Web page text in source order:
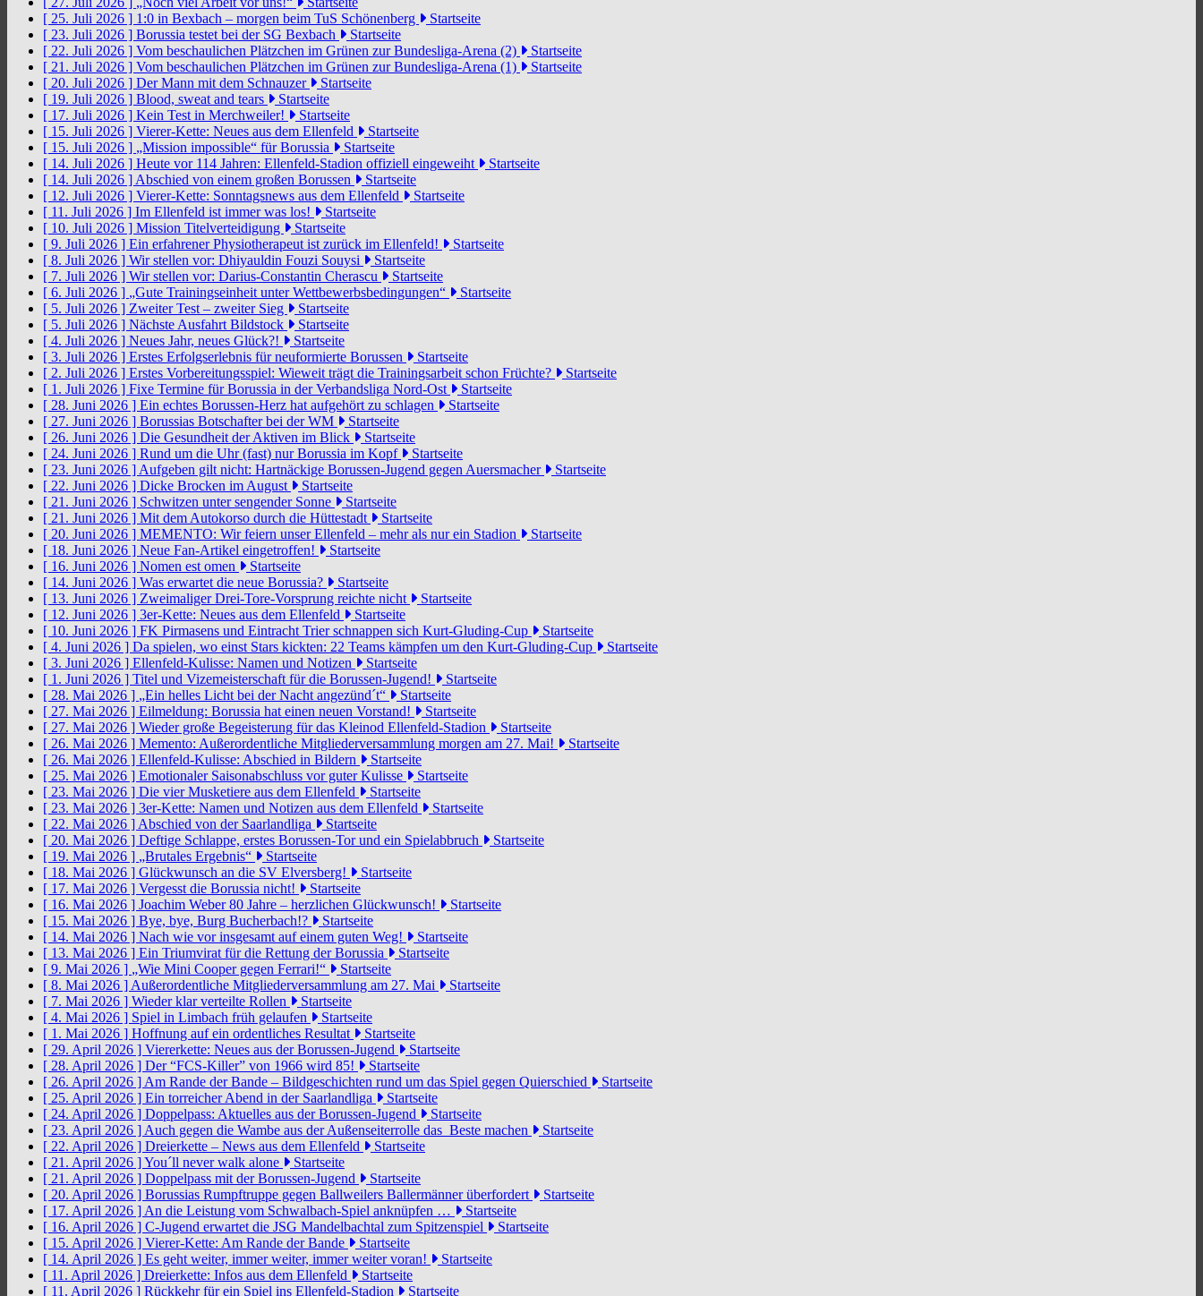
[ 25. Juli 2026 ] 1:0 in Bexbach – morgen beim TuS Schönenberg
Startseite
[ 23. Juli 2026 ] Borussia testet bei der SG Bexbach
Startseite
[ 22. Juli 2026 ] Vom beschaulichen Plätzchen im Grünen zur Bundesliga-Arena (2)
Startseite
[ 21. Juli 2026 ] Vom beschaulichen Plätzchen im Grünen zur Bundesliga-Arena (1)
Startseite
[ 20. Juli 2026 ] Der Mann mit dem Schnauzer
Startseite
[ 19. Juli 2026 ] Blood, sweat and tears
Startseite
[ 17. Juli 2026 ] Kein Test in Merchweiler!
Startseite
[ 15. Juli 2026 ] Vierer-Kette: Neues aus dem Ellenfeld
Startseite
[ 15. Juli 2026 ] „Mission impossible“ für Borussia
Startseite
[ 14. Juli 2026 ] Heute vor 114 Jahren: Ellenfeld-Stadion offiziell eingeweiht
Startseite
[ 14. Juli 2026 ] Abschied von einem großen Borussen
Startseite
[ 12. Juli 2026 ] Vierer-Kette: Sonntagsnews aus dem Ellenfeld
Startseite
[ 11. Juli 2026 ] Im Ellenfeld ist immer was los!
Startseite
[ 10. Juli 2026 ] Mission Titelverteidigung
Startseite
[ 9. Juli 2026 ] Ein erfahrener Physiotherapeut ist zurück im Ellenfeld!
Startseite
[ 8. Juli 2026 ] Wir stellen vor: Dhiyauldin Fouzi Souysi
Startseite
[ 7. Juli 2026 ] Wir stellen vor: Darius-Constantin Cherascu
Startseite
[ 6. Juli 2026 ] „Gute Trainingseinheit unter Wettbewerbsbedingungen“
Startseite
[ 5. Juli 2026 ] Zweiter Test – zweiter Sieg
Startseite
[ 5. Juli 2026 ] Nächste Ausfahrt Bildstock
Startseite
[ 4. Juli 2026 ] Neues Jahr, neues Glück?!
Startseite
[ 3. Juli 2026 ] Erstes Erfolgserlebnis für neuformierte Borussen
Startseite
[ 2. Juli 2026 ] Erstes Vorbereitungsspiel: Wieweit trägt die Trainingsarbeit schon Früchte?
Startseite
[ 1. Juli 2026 ] Fixe Termine für Borussia in der Verbandsliga Nord-Ost
Startseite
[ 28. Juni 2026 ] Ein echtes Borussen-Herz hat aufgehört zu schlagen
Startseite
[ 27. Juni 2026 ] Borussias Botschafter bei der WM
Startseite
[ 26. Juni 2026 ] Die Gesundheit der Aktiven im Blick
Startseite
[ 24. Juni 2026 ] Rund um die Uhr (fast) nur Borussia im Kopf
Startseite
[ 23. Juni 2026 ] Aufgeben gilt nicht: Hartnäckige Borussen-Jugend gegen Auersmacher
Startseite
[ 22. Juni 2026 ] Dicke Brocken im August
Startseite
[ 21. Juni 2026 ] Schwitzen unter sengender Sonne
Startseite
[ 21. Juni 2026 ] Mit dem Autokorso durch die Hüttestadt
Startseite
[ 20. Juni 2026 ] MEMENTO: Wir feiern unser Ellenfeld – mehr als nur ein Stadion
Startseite
[ 18. Juni 2026 ] Neue Fan-Artikel eingetroffen!
Startseite
[ 16. Juni 2026 ] Nomen est omen
Startseite
[ 14. Juni 2026 ] Was erwartet die neue Borussia?
Startseite
[ 13. Juni 2026 ] Zweimaliger Drei-Tore-Vorsprung reichte nicht
Startseite
[ 12. Juni 2026 ] 3er-Kette: Neues aus dem Ellenfeld
Startseite
[ 10. Juni 2026 ] FK Pirmasens und Eintracht Trier schnappen sich Kurt-Gluding-Cup
Startseite
[ 4. Juni 2026 ] Da spielen, wo einst Stars kickten: 22 Teams kämpfen um den Kurt-Gluding-Cup
Startseite
[ 3. Juni 2026 ] Ellenfeld-Kulisse: Namen und Notizen
Startseite
[ 1. Juni 2026 ] Titel und Vizemeisterschaft für die Borussen-Jugend!
Startseite
[ 28. Mai 2026 ] „Ein helles Licht bei der Nacht angezünd´t“
Startseite
[ 27. Mai 2026 ] Eilmeldung: Borussia hat einen neuen Vorstand!
Startseite
[ 27. Mai 2026 ] Wieder große Begeisterung für das Kleinod Ellenfeld-Stadion
Startseite
[ 26. Mai 2026 ] Memento: Außerordentliche Mitgliederversammlung morgen am 27. Mai!
Startseite
[ 26. Mai 2026 ] Ellenfeld-Kulisse: Abschied in Bildern
Startseite
[ 25. Mai 2026 ] Emotionaler Saisonabschluss vor guter Kulisse
Startseite
[ 23. Mai 2026 ] Die vier Musketiere aus dem Ellenfeld
Startseite
[ 23. Mai 2026 ] 3er-Kette: Namen und Notizen aus dem Ellenfeld
Startseite
[ 22. Mai 2026 ] Abschied von der Saarlandliga
Startseite
[ 20. Mai 2026 ] Deftige Schlappe, erstes Borussen-Tor und ein Spielabbruch
Startseite
[ 19. Mai 2026 ] „Brutales Ergebnis“
Startseite
[ 18. Mai 2026 ] Glückwunsch an die SV Elversberg!
Startseite
[ 17. Mai 2026 ] Vergesst die Borussia nicht!
Startseite
[ 16. Mai 2026 ] Joachim Weber 80 Jahre – herzlichen Glückwunsch!
Startseite
[ 15. Mai 2026 ] Bye, bye, Burg Bucherbach!?
Startseite
[ 14. Mai 2026 ] Nach wie vor insgesamt auf einem guten Weg!
Startseite
[ 13. Mai 2026 ] Ein Triumvirat für die Rettung der Borussia
Startseite
[ 9. Mai 2026 ] „Wie Mini Cooper gegen Ferrari!“
Startseite
[ 8. Mai 2026 ] Außerordentliche Mitgliederversammlung am 27. Mai
Startseite
[ 7. Mai 2026 ] Wieder klar verteilte Rollen
Startseite
[ 4. Mai 2026 ] Spiel in Limbach früh gelaufen
Startseite
[ 1. Mai 2026 ] Hoffnung auf ein ordentliches Resultat
Startseite
[ 29. April 2026 ] Viererkette: Neues aus der Borussen-Jugend
Startseite
[ 28. April 2026 ] Der “FCS-Killer” von 1966 wird 85!
Startseite
[ 26. April 2026 ] Am Rande der Bande – Bildgeschichten rund um das Spiel gegen Quierschied
Startseite
[ 25. April 2026 ] Ein torreicher Abend in der Saarlandliga
Startseite
[ 24. April 2026 ] Doppelpass: Aktuelles aus der Borussen-Jugend
Startseite
[ 23. April 2026 ] Auch gegen die Wambe aus der Außenseiterrolle das Beste machen
Startseite
[ 22. April 2026 ] Dreierkette – News aus dem Ellenfeld
Startseite
[ 21. April 2026 ]You´ll never walk alone
Startseite
[ 21. April 2026 ] Doppelpass mit der Borussen-Jugend
Startseite
[ 20. April 2026 ] Borussias Rumpftruppe gegen Ballweilers Ballermänner überfordert
Startseite
[ 17. April 2026 ] An die Leistung vom Schwalbach-Spiel anknüpfen …
Startseite
[ 16. April 2026 ] C-Jugend erwartet die JSG Mandelbachtal zum Spitzenspiel
Startseite
[ 15. April 2026 ] Vierer-Kette: Am Rande der Bande
Startseite
[ 14. April 2026 ] Es geht weiter, immer weiter, immer weiter voran!
Startseite
[ 11. April 2026 ] Dreierkette: Infos aus dem Ellenfeld
Startseite
[ 11. April 2026 ] Rückkehr für ein Spiel ins Ellenfeld-Stadion
Startseite